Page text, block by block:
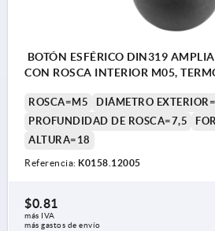
BOTÓN ESFÉRICO DIN319
CON ROSCA INTERIOR M05,
ROSCA=M5
DIÁMETRO
PROFUNDIDAD DE ROSCA=7,5
ALTURA=18
Referencia: K0158.12005
$0.81
más IVA
más gastos de envío